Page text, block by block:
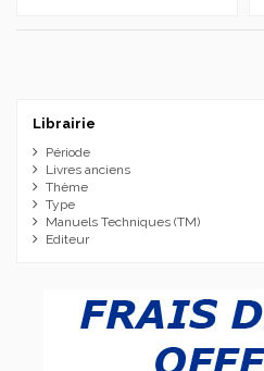
Librairie
Période
Livres anciens
Thème
Type
Manuels Techniques (TM)
Editeur